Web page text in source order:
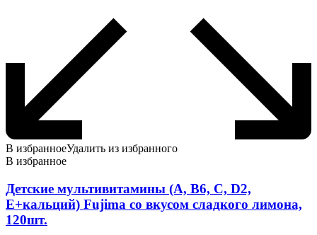
В избранноеУдалить из избранного
В избранное
Детские мультивитамины (A, B6, C, D2,
E+кальций) Fujima со вкусом сладкого лимона,
120шт.